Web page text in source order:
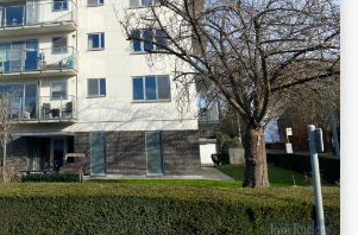
Appartement
2
-
1
94 m²